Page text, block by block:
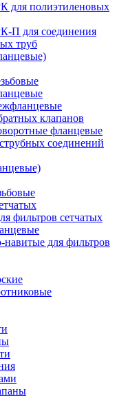
для полиэтиленовых
П для соединения
труб
клапанов
фланцевые
соединений
фильтров сетчатых
для фильтров